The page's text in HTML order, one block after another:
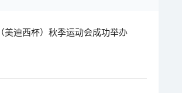
美迪西杯）秋季运动会成功举办